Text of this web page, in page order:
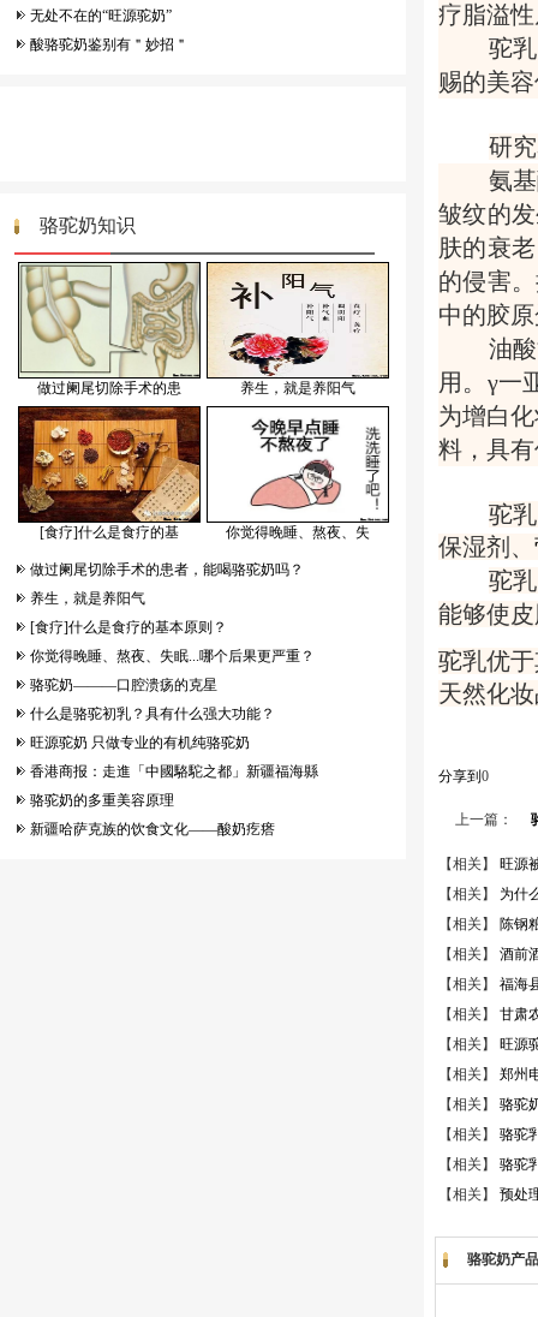
无处不在的“旺源驼奶”
酸骆驼奶鉴别有＂妙招＂
骆驼奶知识
做过阑尾切除手术的患 养生，就是养阳气
[食疗]什么是食疗的基 你觉得晚睡、熬夜、失
做过阑尾切除手术的患者，能喝骆驼奶吗？
养生，就是养阳气
[食疗]什么是食疗的基本原则？
你觉得晚睡、熬夜、失眠...哪个后果更严重？
骆驼奶———口腔溃疡的克星
什么是骆驼初乳？具有什么强大功能？
旺源驼奶 只做专业的有机纯骆驼奶
香港商报：走進「中國駱駝之都」新疆福海縣
骆驼奶的多重美容原理
新疆哈萨克族的饮食文化——酸奶疙瘩
疗脂溢
驼
赐的美
研
氨
皱纹的
肤的衰
的侵害
中的胶
油
用。 γ一
为增白
料，具
驼
保湿剂、
驼
能够使
驼乳优
天然化
分享到 0
上一篇：
【相关】 旺源
【相关】 为什
【相关】 陈钢
【相关】 酒前
【相关】 福海
【相关】 甘肃
【相关】 旺源
【相关】 郑州
【相关】 骆驼
【相关】 骆驼
【相关】 骆驼
【相关】 预处
骆驼奶产